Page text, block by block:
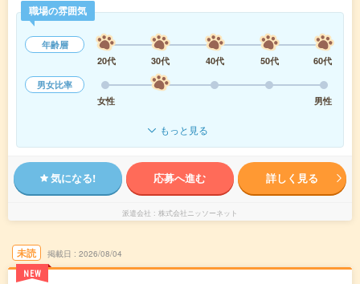
職場の雰囲気
年齢層
20代
30代 40代 50代
60代
男女比率
女性
男性
もっと見る
気になる! 応募へ進む 詳しく見る
派遣会社 株式会社ニッソーネット
未読
NEW
掲載日 2026/08/04